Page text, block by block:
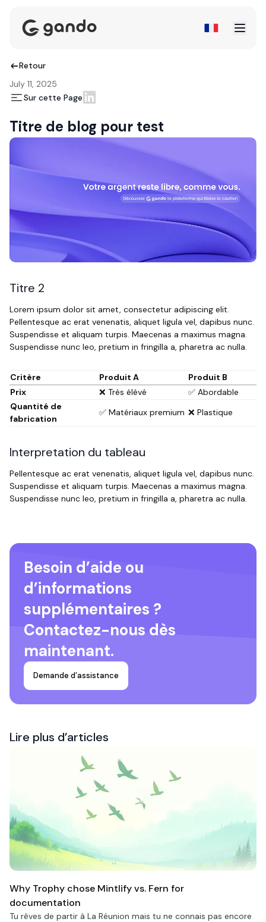
Retour
July 11, 2025
Sur cette Page
Titre de blog pour test
Titre 2
Lorem ipsum dolor sit amet, consectetur adipiscing elit.
Pellentesque ac erat venenatis, aliquet ligula vel, dapibus nunc.
Suspendisse et aliquam turpis. Maecenas a maximus magna.
Suspendisse nunc leo, pretium in fringilla a, pharetra ac nulla.
Critère Produit A
Produit B
Prix
❌ Très élévé
✅ Abordable
Quantité de
fabrication
✅ Matériaux premium ❌ Plastique
Interpretation du tableau
Pellentesque ac erat venenatis, aliquet ligula vel, dapibus nunc.
Suspendisse et aliquam turpis. Maecenas a maximus magna.
Suspendisse nunc leo, pretium in fringilla a, pharetra ac nulla.
Besoin d’aide ou
d’informations
supplémentaires ?
Contactez-nous dès
maintenant.
Demande d’assistance
Lire plus d’articles
Why Trophy chose Mintlify vs. Fern for
documentation
Tu rêves de partir à La Réunion mais tu ne connais pas encore